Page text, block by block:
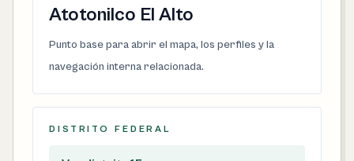
Atotonilco El Alto
Punto base para abrir el mapa, los perfiles y la
navegación interna relacionada.
DISTRITO FEDERAL